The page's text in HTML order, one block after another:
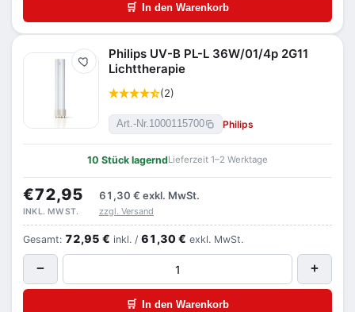
🛒 In den Warenkorb
Merken
Philips UV-B PL-L 36W/01/4p 2G11
Lichttherapie
(2)
Art.-Nr.1000115700 Philips
10 Stück lagerndLieferzeit 1–2 Werktage
€72,95 61,30 € exkl. MwSt.
INKL. MWST. zzgl. Versand
Gesamt: 72,95 € inkl. / 61,30 € exkl. MwSt.
− +
🛒 In den Warenkorb